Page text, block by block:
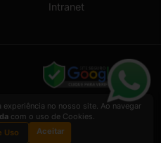
Intranet
acessórios para veículos LTDA2026
BY VAAPT
acessórios para veículos LTDA
12.657.574/0001-16
no nosso site. Ao navegar
com o uso de Cookies.
Uso
Aceitar